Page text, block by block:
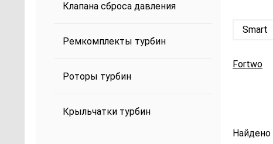
Клапана сброса давления
Ремкомплекты турбин
Роторы турбин
Крыльчатки турбин
Smart
Fortwo
Найдено